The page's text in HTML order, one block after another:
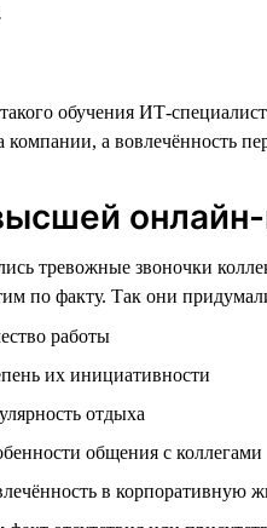
обучения ИТ-
компании, а вовлечённость
тревожные звоночки
по факту. Так они
работы
их инициативности
отдыха
общения с коллегами
в корпоративную